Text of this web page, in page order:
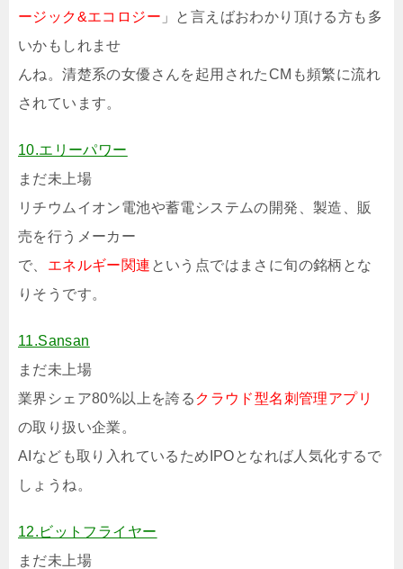
ージック&エコロジー 」と言えばおわかり頂ける方も多
いかもしれませ
んね。清楚系の女優さんを起用されたCMも頻繁に流れ
されています。
10.エリーパワー
まだ未上場
リチウムイオン電池や蓄電システムの開発、製造、販
売を行うメーカー
で、 エネルギー関連 という点ではまさに旬の銘柄とな
りそうです。
11.Sansan
まだ未上場
業界シェア80%以上を誇る クラウド型名刺管理アプリ
の取り扱い企業。
AIなども取り入れているためIPOとなれば人気化するで
しょうね。
12.ビットフライヤー
まだ未上場